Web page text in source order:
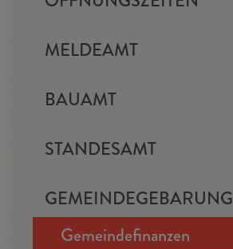
MELDEAMT
BAUAMT
STANDESAMT
GEMEINDEGEBARUNG
Gemeindefinanzen